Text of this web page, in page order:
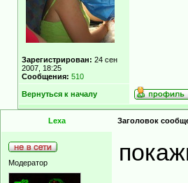
Зарегистрирован: 24 сен
2007, 18:25
Сообщения: 510
Вернуться к началу
Lexa Заголовок
Модератор